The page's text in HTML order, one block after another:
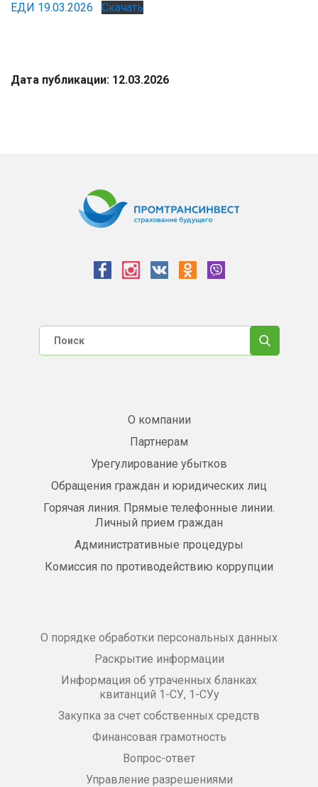
ЕДИ 19.03.2026 Скачать
Дата публикации: 12.03.2026
О компании
Партнерам
Урегулирование убытков
Обращения граждан и юридических лиц
Горячая линия. Прямые телефонные линии.
Личный прием граждан
Административные процедуры
Комиссия по противодействию коррупции
О порядке обработки персональных данных
Раскрытие информации
Информация об утраченных бланках
квитанций 1-СУ, 1-СУу
Закупка за счет собственных средств
Финансовая грамотность
Вопрос-ответ
Управление разрешениями